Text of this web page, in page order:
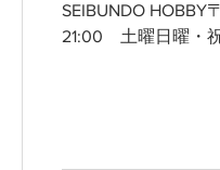
SEIBUNDO
21:00 土曜日曜・